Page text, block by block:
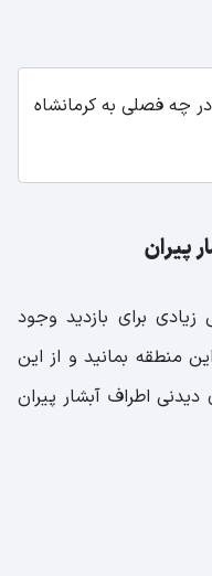
در چه فصلی به کرمانشاه
پیران
برای بازدید وجود
منطقه بمانید و از این
اطراف آبشار پیران